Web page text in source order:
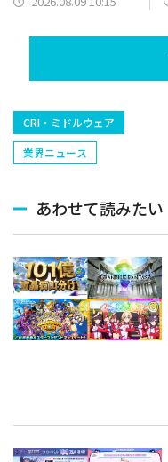
CRI・ミドルウェア
業界ニュース
あわせて読みたい